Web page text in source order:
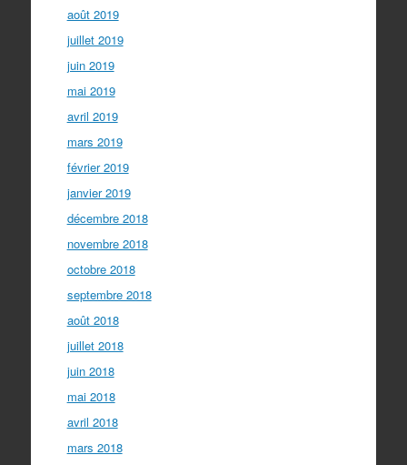
août 2019
juillet 2019
juin 2019
mai 2019
avril 2019
mars 2019
février 2019
janvier 2019
décembre 2018
novembre 2018
octobre 2018
septembre 2018
août 2018
juillet 2018
juin 2018
mai 2018
avril 2018
mars 2018